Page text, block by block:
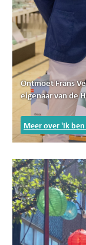
Ontmoet Frans
eigenaar van de
Meer over 'Ik